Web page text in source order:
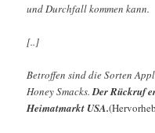
und Durchfall kommen kann.
[..]
Betroffen sind die Sorten
Honey Smacks.Der Rückruf
Heimatmarkt USA.